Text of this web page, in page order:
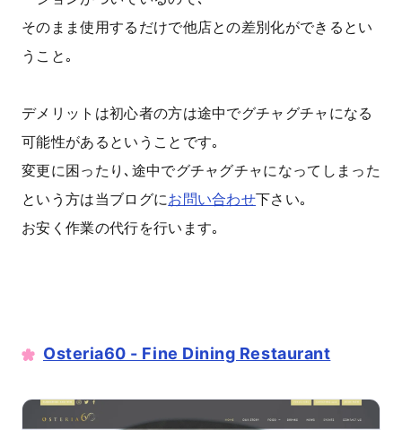
そのまま使用するだけで他店との差別化ができるとい
うこと｡
デメリットは初心者の方は途中でグチャグチャになる
可能性があるということです｡
変更に困ったり､途中でグチャグチャになってしまった
という方は当ブログにお問い合わせ下さい｡
お安く作業の代行を行います｡
Osteria60 - Fine Dining Restaurant